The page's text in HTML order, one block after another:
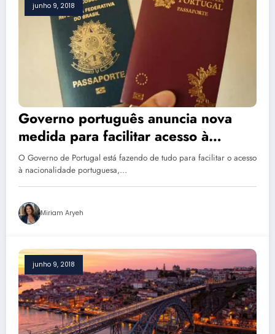
junho 9, 2018
Governo português anuncia nova
medida para facilitar acesso à
nacionalidade aos brasileiros
O Governo de Portugal está fazendo de tudo para facilitar o acesso
à nacionalidade portuguesa,…
Miriam Aryeh
junho 9, 2018